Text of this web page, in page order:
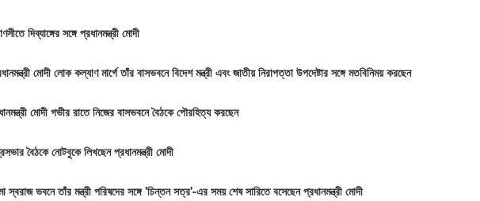
দিব্যাঙ্গের সঙ্গে প্রধানমন্ত্রী মোদী
মোদী লোক কল্যাণ মার্গে তাঁর বাসভবনে বিদেশ মন্ত্রী এবং জাতীয় নিরাপত্তা উপদেষ্টার সঙ্গে মতবিনিময় করছেন
মোদী গভীর রাতে নিজের বাসভবনে বৈঠকে পৌরহিত্য করছেন
বৈঠকে নোটবুকে লিখছেন প্রধানমন্ত্রী মোদী
স্বরাজ ভবনে তাঁর মন্ত্রী পরিষদের সঙ্গে 'চিন্তন সত্র'-এর সময় শেষ সারিতে বসেছেন প্রধানমন্ত্রী মোদী